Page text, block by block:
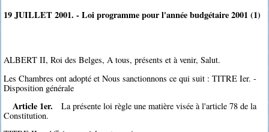
19 JUILLET 2001. - Loi programme pour l'année budgétaire 2001 (1)
ALBERT II, Roi des Belges, A tous, présents et à venir, Salut.
Les Chambres ont adopté et Nous sanctionnons ce qui suit : TITRE Ier. -
Disposition générale
Article 1er.
La présente loi règle une matière visée à l'article 78 de la
Constitution.